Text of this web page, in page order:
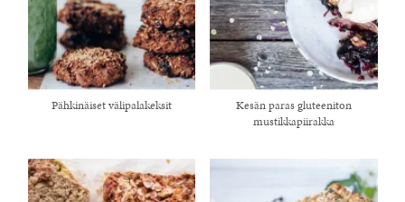
Pähkinäiset välipalakeksit
Kesän paras gluteeniton
mustikkapiirakka